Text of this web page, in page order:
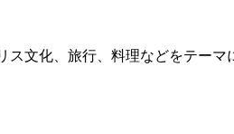
文化、旅行、料理などをテーマ